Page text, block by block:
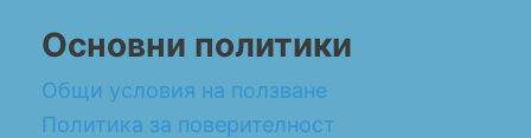
Основни политики
Общи условия на ползване
Политика за поверителност